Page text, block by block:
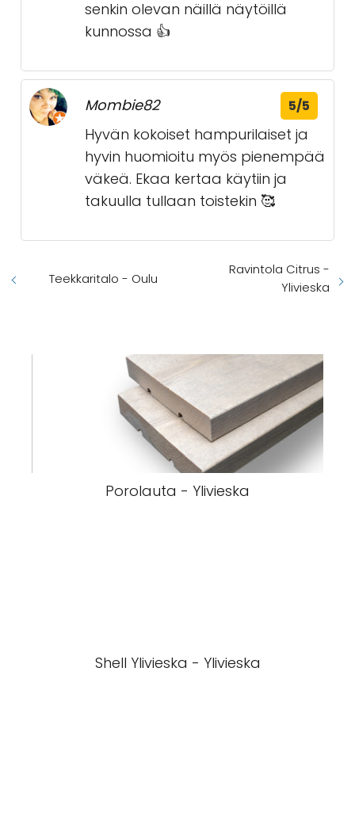
senkin olevan näillä näytöillä
kunnossa 👍
Mombie82 5/5
Hyvän kokoiset hampurilaiset ja
hyvin huomioitu myös pienempää
väkeä. Ekaa kertaa käytiin ja
takuulla tullaan toistekin 🥰
Teekkaritalo - Oulu
Ravintola Citrus -
Ylivieska
Porolauta - Ylivieska
Shell Ylivieska - Ylivieska